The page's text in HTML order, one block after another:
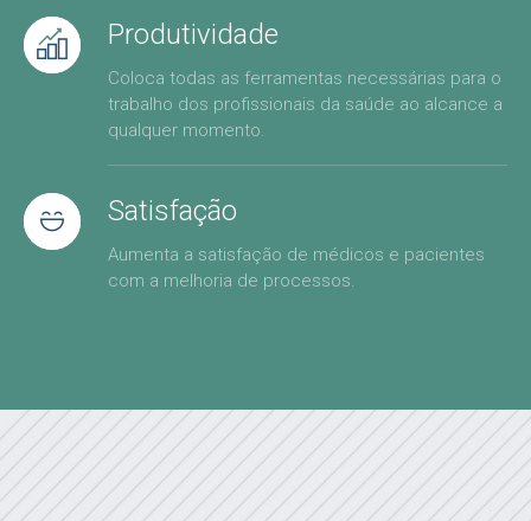
Produtividade
Coloca todas as ferramentas necessárias para o
trabalho dos profissionais da saúde ao alcance a
qualquer momento.
Satisfação
Aumenta a satisfação de médicos e pacientes
com a melhoria de processos.